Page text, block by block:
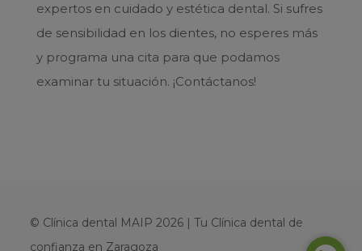
expertos en cuidado y estética dental. Si sufres
de sensibilidad en los dientes, no esperes más
y programa una cita para que podamos
examinar tu situación. ¡Contáctanos!
© Clínica dental MAIP 2026 | Tu Clínica dental de
confianza en Zaragoza